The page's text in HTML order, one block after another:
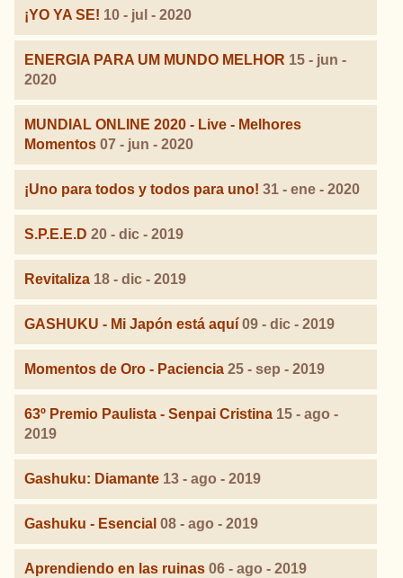
¡YO YA SE! 10 - jul - 2020
ENERGIA PARA UM MUNDO MELHOR 15 - jun -
2020
MUNDIAL ONLINE 2020 - Live - Melhores
Momentos 07 - jun - 2020
¡Uno para todos y todos para uno! 31 - ene - 2020
S.P.E.E.D 20 - dic - 2019
Revitaliza 18 - dic - 2019
GASHUKU - Mi Japón está aquí 09 - dic - 2019
Momentos de Oro - Paciencia 25 - sep - 2019
63º Premio Paulista - Senpai Cristina 15 - ago -
2019
Gashuku: Diamante 13 - ago - 2019
Gashuku - Esencial 08 - ago - 2019
Aprendiendo en las ruinas 06 - ago - 2019